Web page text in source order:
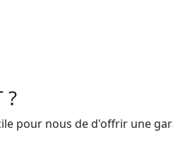
?
pour nous de d'offrir une